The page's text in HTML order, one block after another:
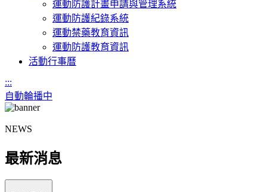
運動防護計畫申請與管理系統
運動防護紀錄系統
運動禁藥教育資訊
運動防護教育資訊
活動行事曆
:::
自動輪播中
NEWS
最新消息